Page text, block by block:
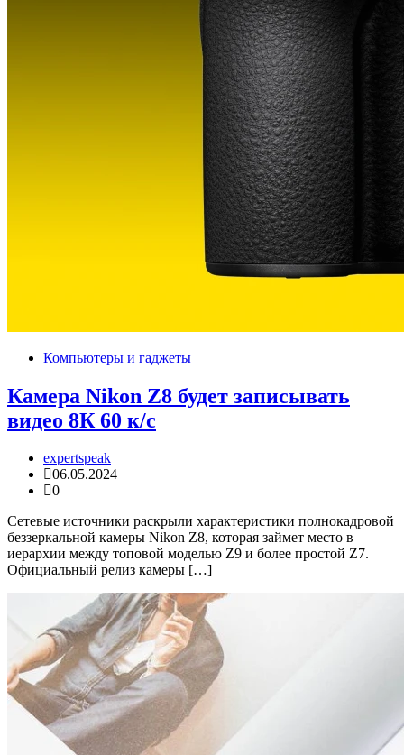
Компьютеры и гаджеты
Камера Nikon Z8 будет записывать
видео 8К 60 к/с
expertspeak
06.05.2024
0
Сетевые источники раскрыли характеристики полнокадровой
беззеркальной камеры Nikon Z8, которая займет место в
иерархии между топовой моделью Z9 и более простой Z7.
Официальный релиз камеры […]